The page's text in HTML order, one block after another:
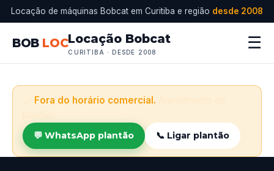
Locação de máquinas Bobcat em Curitiba e região desde 2008
BOB LOCLocação Bobcat
CURITIBA · DESDE 2008 ☰
Fora do horário comercial.
💬 WhatsApp plantão 📞 Ligar plantão